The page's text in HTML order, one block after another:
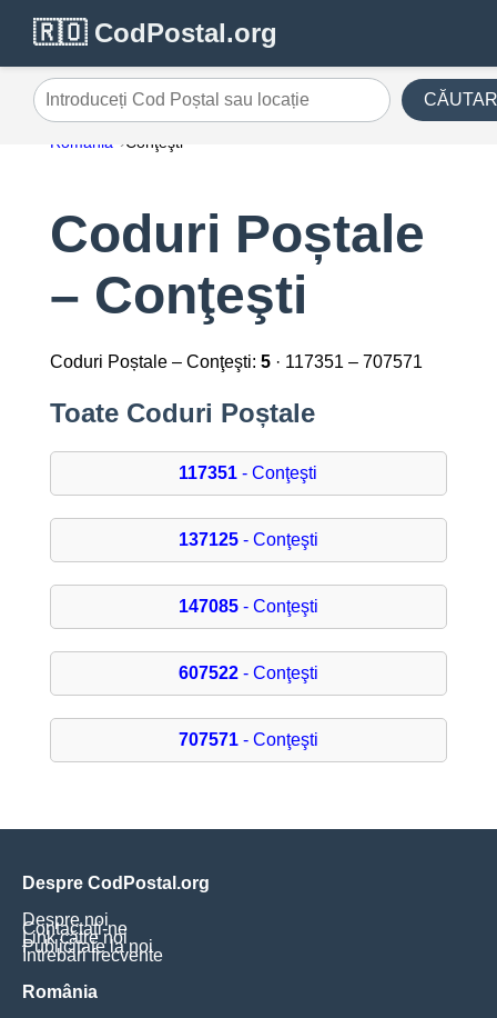
🇷🇴 CodPostal.org
Introduceți Cod Poștal sau locație
România Conţeşti
Coduri Poștale
– Conţeşti
Coduri Poștale – Conţeşti: 5· 117351 – 707571
Toate Coduri Poștale
117351 - Conţeşti
137125- Conţeşti
147085- Conţeşti
607522- Conţeşti
707571- Conţeşti
Despre CodPostal.org
Despre noi
Contactați-ne
Link către noi
Publicitate la noi
Întrebări frecvente
România